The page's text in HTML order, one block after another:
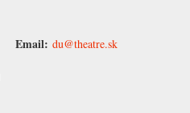
Email: du@theatre.sk